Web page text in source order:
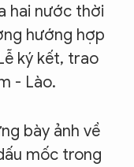
hai nước thời
hướng hợp
ký kết, trao
- Lào.
bày ảnh về
mốc trong